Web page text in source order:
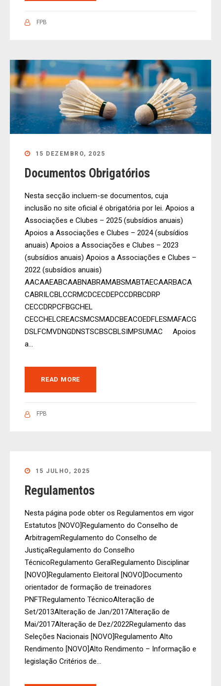
FPB
15 DEZEMBRO, 2025
Documentos Obrigatórios
Nesta secção incluem-se documentos, cuja
inclusão no site oficial é obrigatória por lei. Apoios a
Associações e Clubes – 2025 (subsídios anuais)
Apoios a Associações e Clubes – 2024 (subsídios
anuais) Apoios a Associações e Clubes – 2023
(subsídios anuais) Apoios a Associações e Clubes –
2022 (subsídios anuais)
AACAAEABCAABNABRAMABSMABTAECAARBACA
CABRILCBLCCRMCDCECDEPCCDRBCDRP
CECCDRPCFBGCHEL
CECCHELCREACSMCSMADCBEACOEDFLESMAFACG
DSLFCMVDNGDNSTSCBSCBLSIMPSUMAC Apoios
a...
READ MORE
FPB
15 JULHO, 2025
Regulamentos
Nesta página pode obter os Regulamentos em vigor
Estatutos [NOVO]Regulamento do Conselho de
ArbitragemRegulamento do Conselho de
JustiçaRegulamento do Conselho
TécnicoRegulamento GeralRegulamento Disciplinar
[NOVO]Regulamento Eleitoral [NOVO]Documento
orientador de formação de treinadores
PNFTRegulamento TécnicoAlteração de
Set/2013Alteração de Jan/2017Alteração de
Mai/2017Alteração de Dez/2022Regulamento das
Seleções Nacionais [NOVO]Regulamento Alto
Rendimento [NOVO]Alto Rendimento – Informação e
legislação Critérios de...